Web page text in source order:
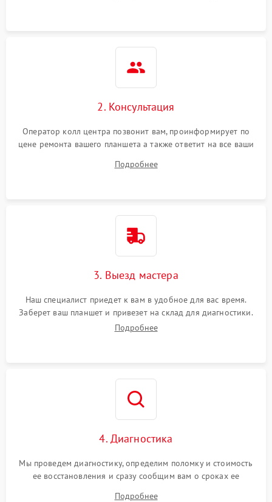
2. Консультация
Оператор колл центра позвонит вам, проинформирует по
цене ремонта вашего планшета а также ответит на все ваши
Подробнее
3. Выезд мастера
Наш специалист приедет к вам в удобное для вас время.
Заберет ваш планшет и привезет на склад для диагностики.
Подробнее
4. Диагностика
Мы проведем диагностику, определим поломку и стоимость
ее восстановления и сразу сообщим вам о сроках ее
Подробнее